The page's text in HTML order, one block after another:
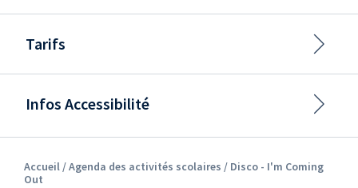
Accueil /Agenda des activités scolaires / Disco - I'm Coming
Out
Tarifs
Infos Accessibilité